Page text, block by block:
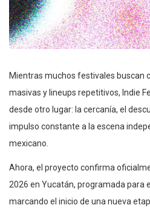
Mientras muchos festivales buscan
masivas y lineups repetitivos, Indie
desde otro lugar: la cercanía, el
impulso constante a la escena
mexicano.
Ahora, el proyecto confirma
2026 en Yucatán, programada para
marcando el inicio de una nueva